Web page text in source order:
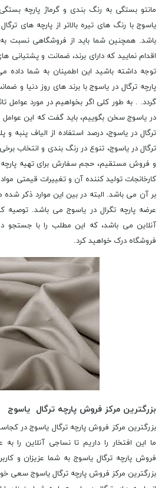
مانتو بستگی به رنگ بندی و گرماژ پارچه
یاسوج با رنگ های تیره بالاتر از پارچه های
باشد. همچنین شما باید از فروشگاهی نسبت به
اقدام نمایید که دارای برند، ضمانت و پشتیانی
توجه داشته باشید این اطمینان به شما داده
پارچه ترگال در یاسوج با برند های روز دنیا و
گردد. . به طور کلی اگر بخواهیم در مورد عوامل
در یاسوج سخن بگوییم، باید گفت که این عوامل
ترگال در یاسوج، درصد استفاده از الیاف پنبه و
ترگال در یاسوج، تنوع در رنگ بندی و انتخاب
و فروش مستقیم، حجم سفارش برای تهیه پارچه
کارخانجات تولید کننده آن و تغییرات قیمتی
بر آن می باشد. البته در بین این موارد ذکر
عرضه پارچه تگرال در یاسوج می باشد. توصیه
آنلاین می باشد، که این مطلب را با
فروشگاه درک خواهید کرد.
بزرگترین مرکز فروش پارچه ترگال یاسوج
بزرگترین مرکز فروش پارچه ترگال یاسوج در
ما این افتخار را داریم تا نساجی آنلاین را به
فروش پارچه ترگال یاسوج به شما عزیزان و
بزرگترین مرکز فروش پارچه ترگال یاسوج سعی خود